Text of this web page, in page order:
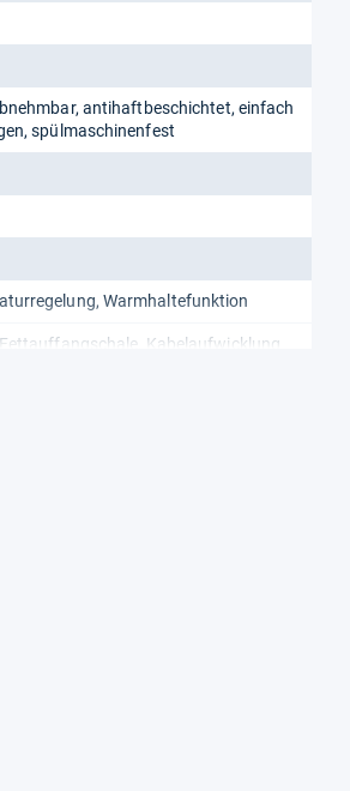
antihaftbeschichtet, einfach
spülmaschinenfest
Warmhaltefunktion
Fettauffangschale, Kabelaufwicklung